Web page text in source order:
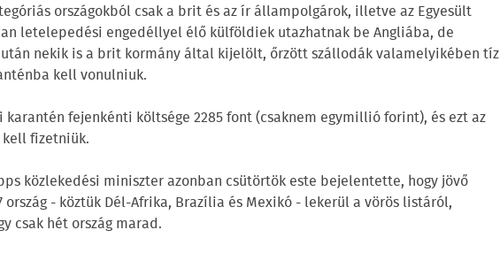
országokból csak a brit és az ír állampolgárok, illetve az Egyesült
letelepedési engedéllyel élő külföldiek utazhatnak be Angliába, de
után nekik is a brit kormány által kijelölt, őrzött szállodák valamelyikében tíz
kell vonulniuk.
karantén fejenkénti költsége 2285 font (csaknem egymillió forint), és ezt az
fizetniük.
közlekedési miniszter azonban csütörtök este bejelentette, hogy jövő
ország - köztük Dél-Afrika, Brazília és Mexikó - lekerül a vörös listáról,
csak hét ország marad.